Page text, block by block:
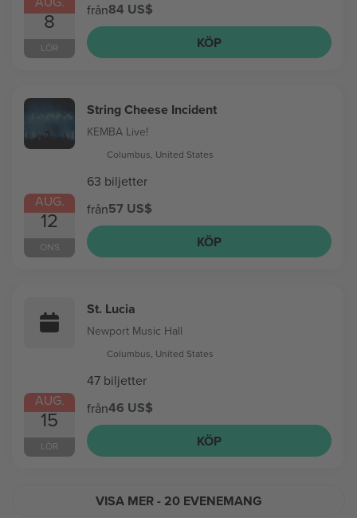
8
LÖR
från84 US$
KÖP
AUG.
12
ONS
String Cheese Incident
KEMBA Live!
Columbus, United States
63 biljetter
från57 US$
KÖP
AUG.
15
LÖR
St. Lucia
Newport Music Hall
Columbus, United States
47 biljetter
från46 US$
KÖP
VISA MER- 20 EVENEMANG